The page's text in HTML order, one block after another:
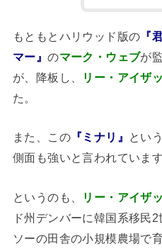
もともとハリウッド版の 『
マー』のマーク・ウェブが
が、降板し、
リー・アイザ
た。
また、この『ミナリ』
とい
側面も強いと言われています
というのも、 リー・アイザ
ド州デンバーに韓国系移民
ソーの田舎の小規模農場で